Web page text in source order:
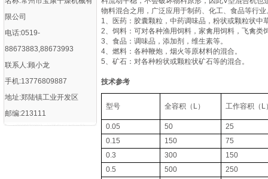
限公司
电话:0519-
88673883,88673993
联系人:顾小龙
手机:13776809887
地址:郑陆镇工业开发区
邮编:213111
物料混合之用，广泛应用于制药、化工、食品等行业
1、医药：胶囊颗粒，中药调味品，粉状或颗粒状中
2、饲料：可对各种渔用饲料，家禽用饲料，飞禽类
3、食品：调味品，添加剂，维生素等。
4、燃料：各种鞭炮，烟火等原材料的混合。
5、矿石：对各种粉状或颗粒状矿石等的混合。
技术参考
型号 全容积（L） 工作容积（L
0.05 50
25
0.15
150
75
0.3
300
150
0.5
500
250